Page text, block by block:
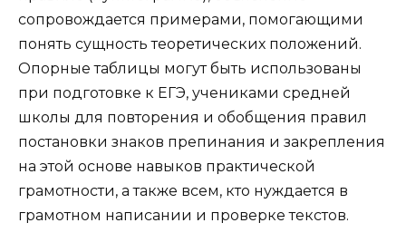
сопровождается примерами, помогающими
понять сущность теоретических положений.
Опорные таблицы могут быть использованы
при подготовке к ЕГЭ, учениками средней
школы для повторения и обобщения правил
постановки знаков препинания и закрепления
на этой основе навыков практической
грамотности, а также всем, кто нуждается в
грамотном написании и проверке текстов.